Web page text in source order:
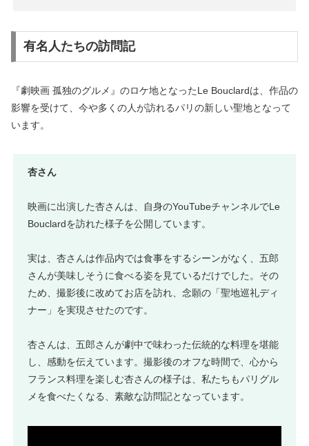
有名人たちの訪問記
『劇映画 孤独のグルメ』のロケ地となったLe Bouclardは、作品の
影響を受けて、今や多くの人が訪れるパリの新しい聖地となって
います。
杏さん
映画に出演した杏さんは、自身のYouTubeチャンネルでLe
Bouclardを訪れた様子を公開しています。
実は、杏さんは作品内では食事をするシーンがなく、五郎
さんが美味しそうに食べる姿を見ているだけでした。その
ため、撮影後に改めてお店を訪れ、念願の「聖地巡礼ディ
ナー」を実現させたのです。
杏さんは、五郎さんが劇中で味わった伝統的な料理を堪能
し、感動を伝えています。撮影後のオフな時間で、心から
フランス料理を楽しむ杏さんの様子は、私たちもパリグル
メを食べたくなる、素敵な訪問記となっています。